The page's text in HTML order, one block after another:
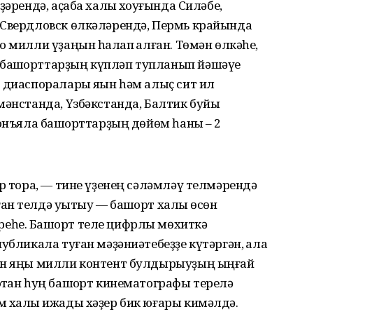
аҫаба халыҡ хоҡуғында Силәбе,
өлкәләрендә, Пермь крайында
үҙаңын һаҡлап ҡалған. Төмән өлкәһе,
күпләп тупланып йәшәүе
яҡын һәм алыҫ сит ил
Үзбәкстанда, Балтик буйы
башҡорттарҙың дөйөм һаны – 2
тора, — тине үҙенең сәләмләү телмәрендә
телдә уҡытыу — башҡорт халҡы өсөн
Башҡорт теле цифрлы мөхиткә
туған мәҙәниәтебеҙҙе күтәргән, ҡала
яңы милли контент булдырыуҙың ыңғай
һуң башҡорт кинематографы терелә
ижады хәҙер бик юғары кимәлдә.